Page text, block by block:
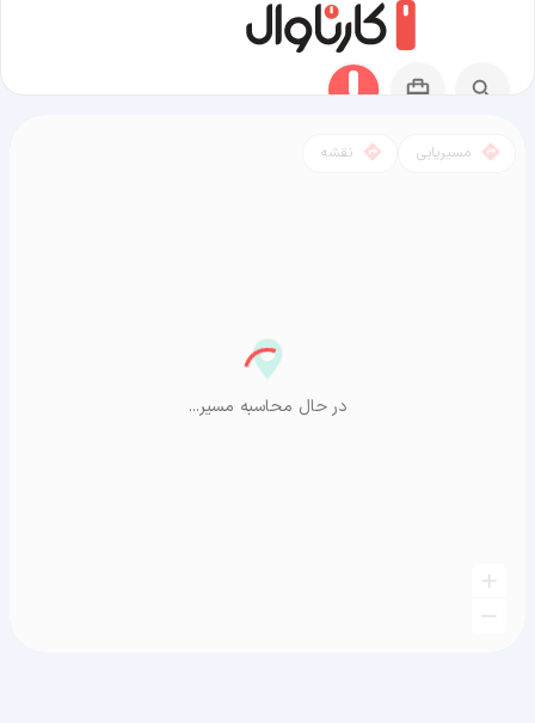
مسیریابی نقشه
در حال محاسبه مسیر...